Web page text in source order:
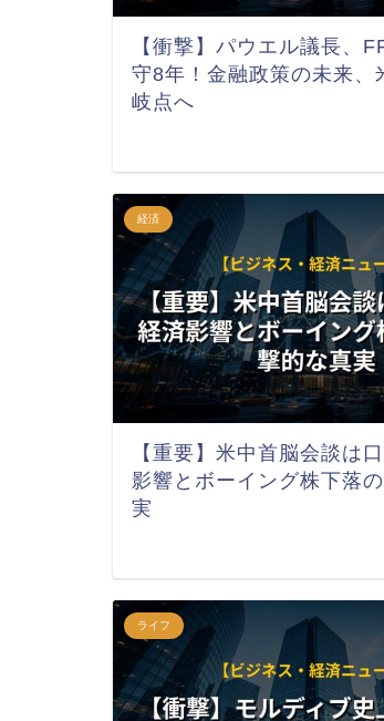
【衝撃】パウエル議長、
守8年！金融政策の未来、
岐点へ
経済
【重要】米中首脳会談は
影響とボーイング株下落
実
ライフ